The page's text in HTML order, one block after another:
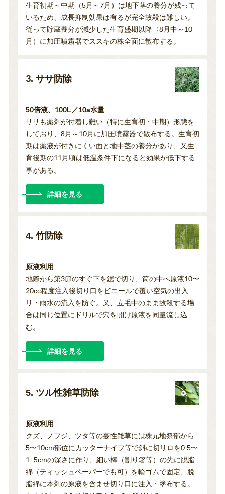
生育初期～中期（5月～7月）は地下茎の養分が残って
いるため、成長抑制効果は有るが完全故殺は難しい。
従って貯蔵養分が減少した生育盛期以降〈8月中～10
月）に加圧噴霧器でススキの株全面に散布する。
3. ササ防除
50倍液、100L／10a水量
ササも薬剤が付着し難い（特に生育初・中期）形態を
しており、8月～10月に加圧噴霧器で散布する。生育初
期は薬液が付きにくい面と地中茎の養分があり、又生
育後期の11月頃は低温条件下になると効果が低下する
事がある。
詳細を見る
4. 竹防除
原液利用
地際から第3節のすぐ下を鋸で切り、筒の中へ原液10〜
20cc程度注入後切り口をビニールで覆い空気の出入
リ・雨水の流入を防ぐ。又、立毛中のまま故殺する場
合は同じ位置にドリルで穴を開け原液を同量流し込
む。
詳細を見る
5. ツル性雑草防除
原液利用
クズ、ノフジ、ツタ等の蔓性雑草には株元地祭部から
5〜10cm部位にカッターナイフ等で斜に切リロを0.5〜
1 .5cmの深さに作り、細い棒（割り箸等）の先に脱脂
綿（ティッシュペーパーでも可）を輪ゴムで固定、脱
脂綿に本剤の原液を含ませ切り口に注入・塗布する。